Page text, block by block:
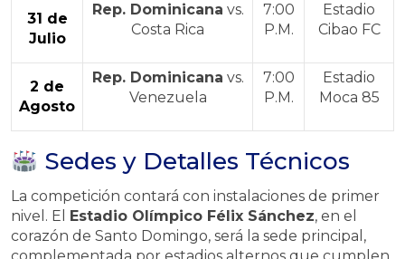
31 de
Julio
Rep. Dominicana vs.
Costa Rica
7:00
P.M.
Estadio
Cibao FC
2 de
Agosto
Rep. Dominicana vs.
Venezuela
7:00
P.M.
Estadio
Moca 85
Sedes y Detalles Técnicos
La competición contará con instalaciones de primer
nivel. El Estadio Olímpico Félix Sánchez, en el
corazón de Santo Domingo, será la sede principal,